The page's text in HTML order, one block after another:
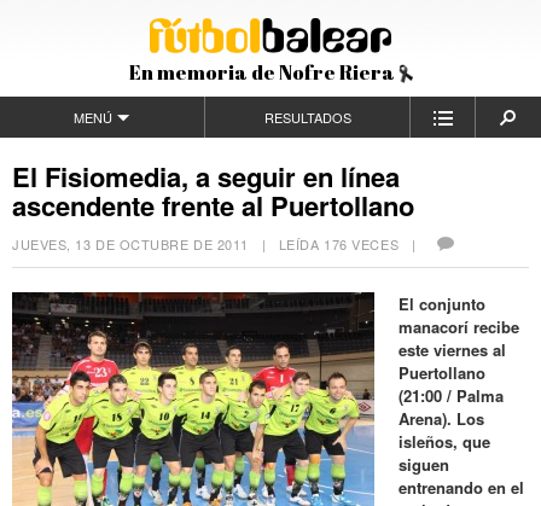
En memoria de Nofre Riera
MENÚ RESULTADOS
El Fisiomedia, a seguir en línea
ascendente frente al Puertollano
JUEVES, 13 DE OCTUBRE DE 2011 | LEÍDA 176 VECES |
El conjunto
manacorí recibe
este viernes al
Puertollano
(21:00 / Palma
Arena). Los
isleños, que
siguen
entrenando en el